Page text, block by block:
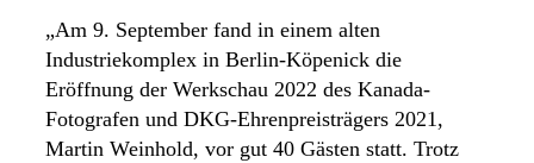
„Am 9. September fand in einem alten
Industriekomplex in Berlin-Köpenick die
Eröffnung der Werkschau 2022 des Kanada-
Fotografen und DKG-Ehrenpreisträgers 2021,
Martin Weinhold, vor gut 40 Gästen statt. Trotz